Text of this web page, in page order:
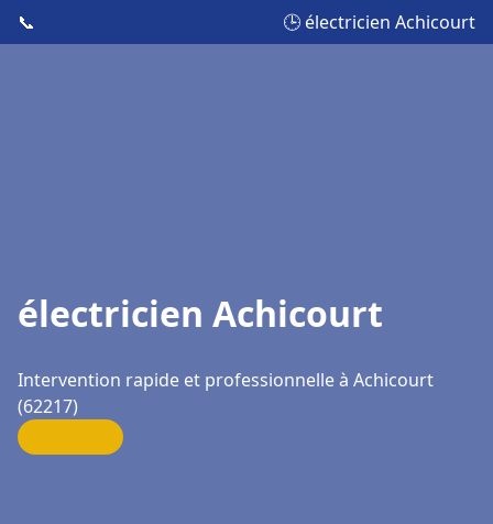
📞 🕒 électricien Achicourt
électricien Achicourt
Intervention rapide et professionnelle à Achicourt
(62217)